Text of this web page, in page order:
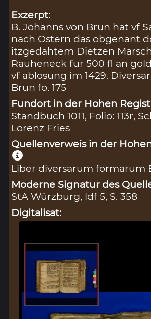
Exzerpt:
B. Johanns von Brun hat vf
nach Ostern das obgenant
itzgedahtem Dietzen
Rauheneck fur 500 fl an
vf ablosung im 1429.
Brun fo. 175
Fundort in der Hohen
Standbuch 1011, Folio: 113r,
Lorenz Fries
Quellenverweis in der
Liber diversarum formarum
Moderne Signatur des
StA Würzburg, ldf 5, S. 358
Digitalisat: